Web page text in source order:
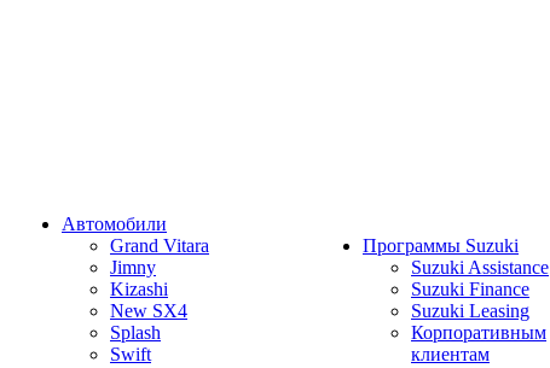
Автомобили
Grand Vitara
Jimny
Kizashi
New SX4
Splash
Swift
Программы Suzuki
Suzuki Assistance
Suzuki Finance
Suzuki Leasing
Корпоративным
клиентам